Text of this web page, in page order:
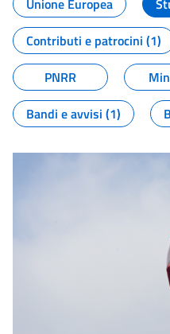
Unione Europea
Contributi e patrocini (1)
PNRR
Bandi e avvisi (1)